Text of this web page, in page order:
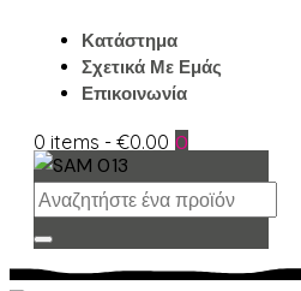
Κατάστημα
Σχετικά Με Εμάς
Επικοινωνία
0 items -€0.00 0